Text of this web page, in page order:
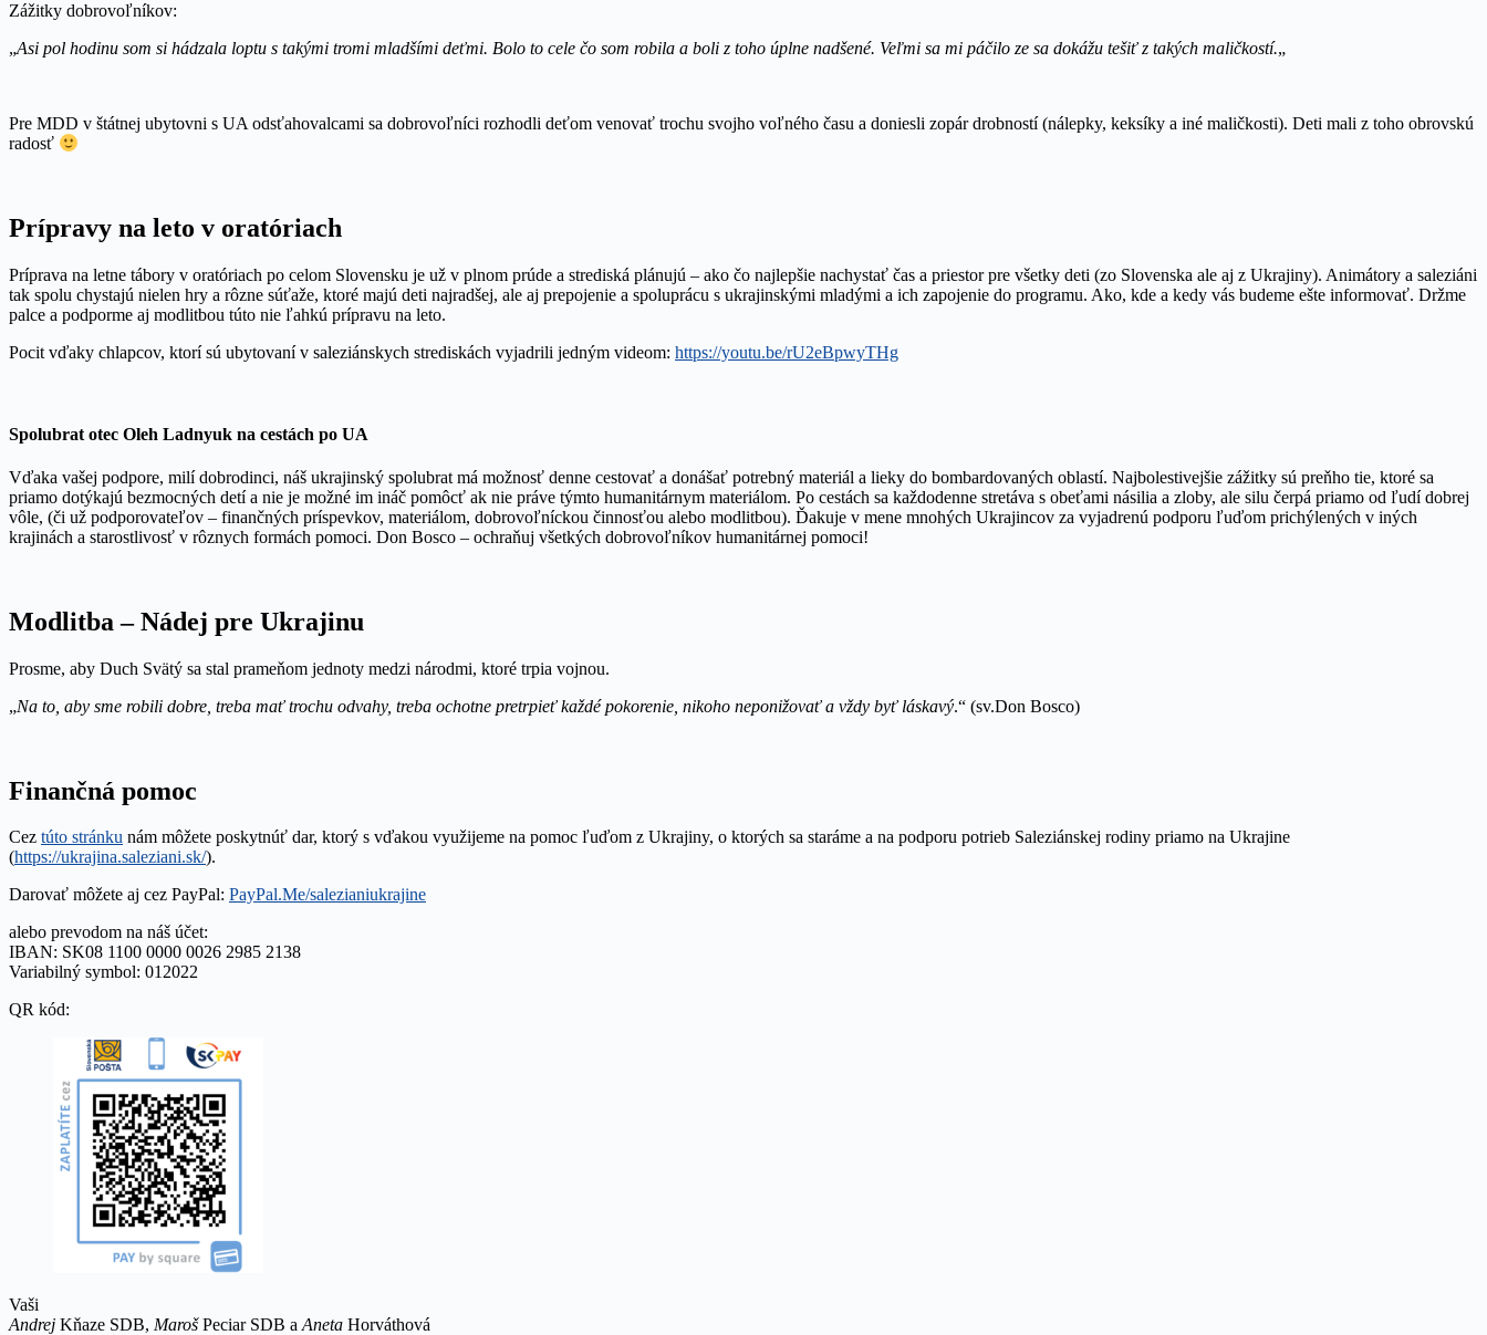
Zážitky dobrovoľníkov:
„Asi pol hodinu som si hádzala loptu s takými tromi mladšími deťmi. Bolo to cele čo som robila a boli z toho úplne nadšené. Veľmi sa mi páčilo ze sa dokážu tešiť z takých maličkostí.„
Pre MDD v štátnej ubytovni s UA odsťahovalcami sa dobrovoľníci rozhodli deťom venovať trochu svojho voľného času a doniesli zopár drobností (nálepky, keksíky a iné maličkosti). Deti mali z toho obrovskú
radosť
Prípravy na leto v oratóriach
Príprava na letne tábory v oratóriach po celom Slovensku je už v plnom prúde a strediská plánujú – ako čo najlepšie nachystať čas a priestor pre všetky deti (zo Slovenska ale aj z Ukrajiny). Animátory a saleziáni
tak spolu chystajú nielen hry a rôzne súťaže, ktoré majú deti najradšej, ale aj prepojenie a spoluprácu s ukrajinskými mladými a ich zapojenie do programu. Ako, kde a kedy vás budeme ešte informovať. Držme
palce a podporme aj modlitbou túto nie ľahkú prípravu na leto.
Pocit vďaky chlapcov, ktorí sú ubytovaní v saleziánskych strediskách vyjadrili jedným videom: https://youtu.be/rU2eBpwyTHg
Spolubrat otec Oleh Ladnyuk na cestách po UA
Vďaka vašej podpore, milí dobrodinci, náš ukrajinský spolubrat má možnosť denne cestovať a donášať potrebný materiál a lieky do bombardovaných oblastí. Najbolestivejšie zážitky sú preňho tie, ktoré sa
priamo dotýkajú bezmocných detí a nie je možné im ináč pomôcť ak nie práve týmto humanitárnym materiálom. Po cestách sa každodenne stretáva s obeťami násilia a zloby, ale silu čerpá priamo od ľudí dobrej
vôle, (či už podporovateľov – finančných príspevkov, materiálom, dobrovoľníckou činnosťou alebo modlitbou). Ďakuje v mene mnohých Ukrajincov za vyjadrenú podporu ľuďom prichýlených v iných
krajinách a starostlivosť v rôznych formách pomoci. Don Bosco – ochraňuj všetkých dobrovoľníkov humanitárnej pomoci!
Modlitba – Nádej pre Ukrajinu
Prosme, aby Duch Svätý sa stal prameňom jednoty medzi národmi, ktoré trpia vojnou.
„Na to, aby sme robili dobre, treba mať trochu odvahy, treba ochotne pretrpieť každé pokorenie, nikoho neponižovať a vždy byť láskavý.“ (sv.Don Bosco)
Finančná pomoc
Cez túto stránku nám môžete poskytnúť dar, ktorý s vďakou využijeme na pomoc ľuďom z Ukrajiny, o ktorých sa staráme a na podporu potrieb Saleziánskej rodiny priamo na Ukrajine
(https://ukrajina.saleziani.sk/).
Darovať môžete aj cez PayPal: PayPal.Me/salezianiukrajine
alebo prevodom na náš účet:
IBAN: SK08 1100 0000 0026 2985 2138
Variabilný symbol: 012022
QR kód:
Vaši
Andrej Kňaze SDB, MarošPeciar SDB aAneta Horváthová